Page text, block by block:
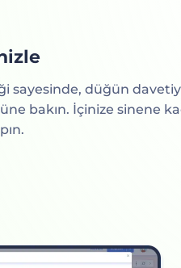
sayesinde, düğün
bakın. İçinize sinene